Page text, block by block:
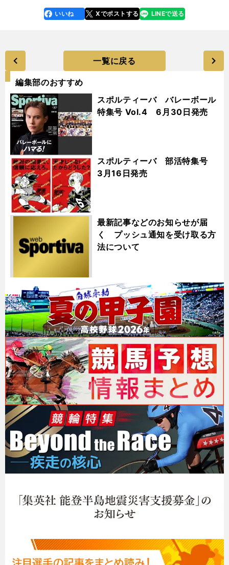
faceboo
k
いいね Xでポストする
line LINEで送る
一覧に戻る
編集部のおすすめ
スポルティーバ バレーボール
特集号 Vol.4 6月30日発売
スポルティーバ 部活特集号
3月16日発売
最新記事などのお知らせが届
く プッシュ通知を受け取る方
法について